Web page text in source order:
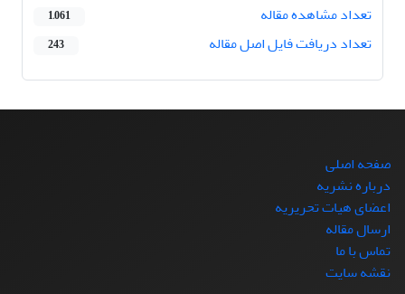
تعداد مشاهده مقاله
1,061
تعداد دریافت فایل اصل مقاله 243
صفحه اصلی
درباره نشریه
اعضای هیات تحریریه
ارسال مقاله
تماس با ما
نقشه سایت